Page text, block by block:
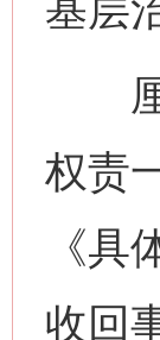
基层
厘
权责
《
收回